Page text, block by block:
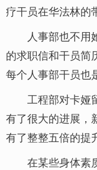
疗干员在华法林的
人事部也不用
的求职信和干员简
每个人事部干员也
工程部对卡娅
有了很大的进展，
有了整整五倍的提
在某些身体素